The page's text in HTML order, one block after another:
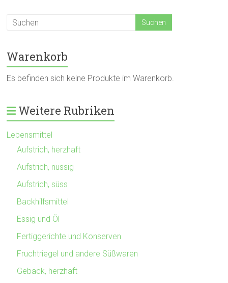
Warenkorb
Es befinden sich keine Produkte im Warenkorb.
Weitere Rubriken
Lebensmittel
Aufstrich, herzhaft
Aufstrich, nussig
Aufstrich, süss
Backhilfsmittel
Essig und Öl
Fertiggerichte und Konserven
Fruchtriegel und andere Süßwaren
Gebäck, herzhaft